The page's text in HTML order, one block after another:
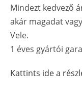
Mindezt kedvező
akár magadat
Vele.
1 éves gyártói
Kattints ide a